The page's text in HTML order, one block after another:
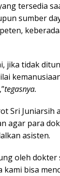
tersedia
sumber
jika tidak
tegasnya.
Sri Juniarsih
agar para
asisten.
oleh dokter
bisa